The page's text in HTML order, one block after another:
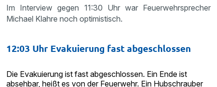
Im Interview gegen 11:30 Uhr war Feuerwehrsprecher
Michael Klahre noch optimistisch.
12:03 Uhr Evakuierung fast abgeschlossen
Die Evakuierung ist fast abgeschlossen. Ein Ende ist
absehbar, heißt es von der Feuerwehr. Ein Hubschrauber